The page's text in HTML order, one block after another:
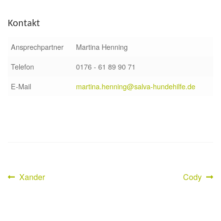
Mittelmeerkrankheiten
Leishmaniose
Ablauf Adoption
Kontakt
Ansprechpartner
Martina Henning
Telefon
0176 - 61 89 90 71
E-Mail
martina.henning@salva-hundehilfe.de
Beitragsnavigation
Vorheriger
Xander
Nächster
Cody